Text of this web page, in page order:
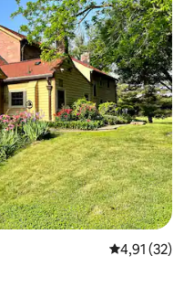
Évaluation
4,91 (32)